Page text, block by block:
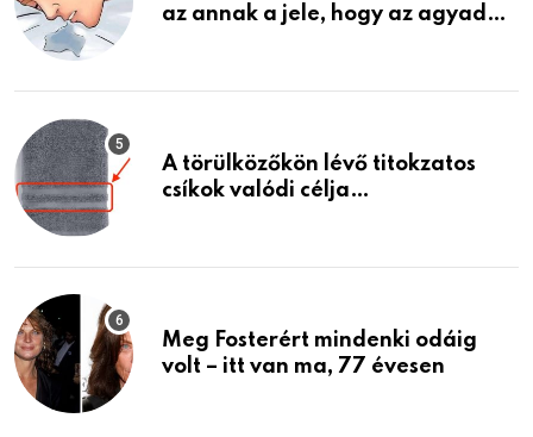
az annak a jele, hogy az agyad…
A törülközőkön lévő titokzatos
csíkok valódi célja…
Meg Fosterért mindenki odáig
volt – itt van ma, 77 évesen